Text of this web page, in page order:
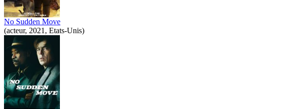
No Sudden Move
(acteur, 2021, Etats-Unis)